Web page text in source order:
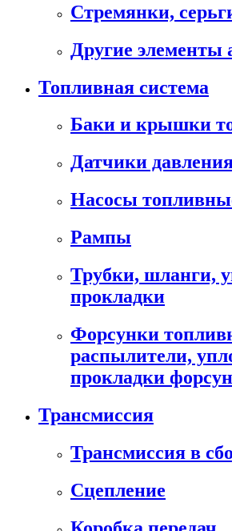
Стремянки,
Другие элементы
Топливная система
Баки и крышки
Датчики
Насосы
Рампы
Трубки, шланги,
прокладки
Форсунки
распылители,
прокладки
Трансмиссия
Трансмиссия в
Сцепление